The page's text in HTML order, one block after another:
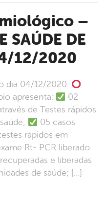
SAÚDE DE
12/2020
dia 04/12/2020.
apresenta:
02
de Testes rápidos
05 casos
rápidos em
Rt- PCR liberado
e liberadas
de saúde; […]